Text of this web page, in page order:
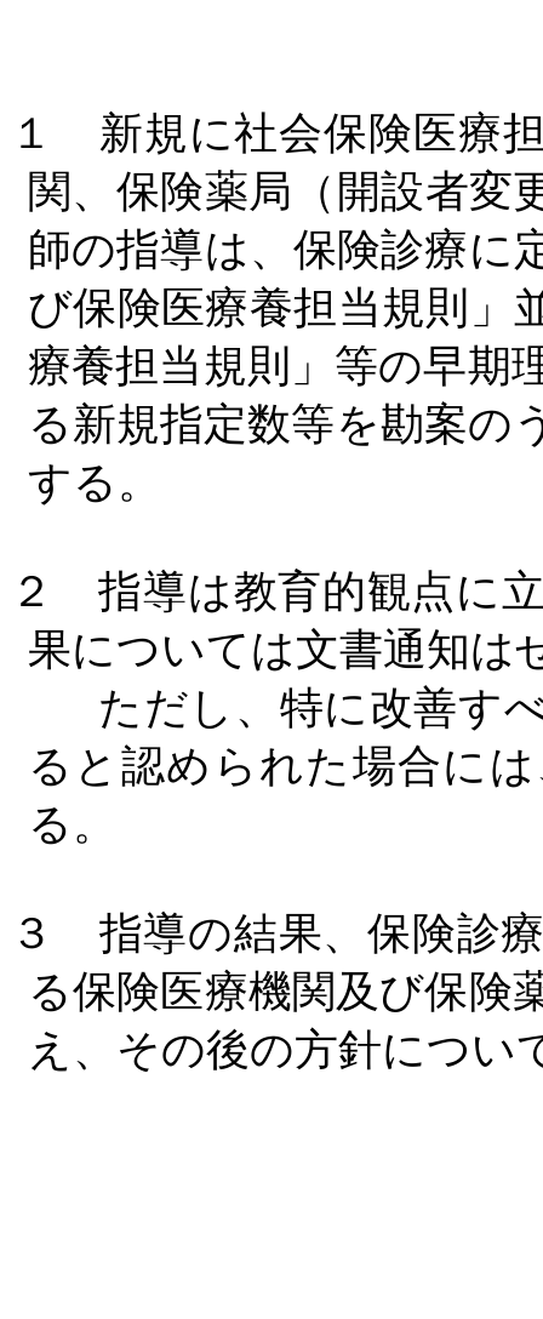
１ 新規に社会保険医療
関、保険薬局（開設者変
師の指導は、保険診療に
び保険医療養担当規則」
療養担当規則」等の早期
る新規指定数等を勘案の
する。
２ 指導は教育的観点に
果については文書通知は
ただし、特に改善すべ
ると認められた場合に
る。
３ 指導の結果、保険診
る保険医療機関及び保険
え、その後の方針につい